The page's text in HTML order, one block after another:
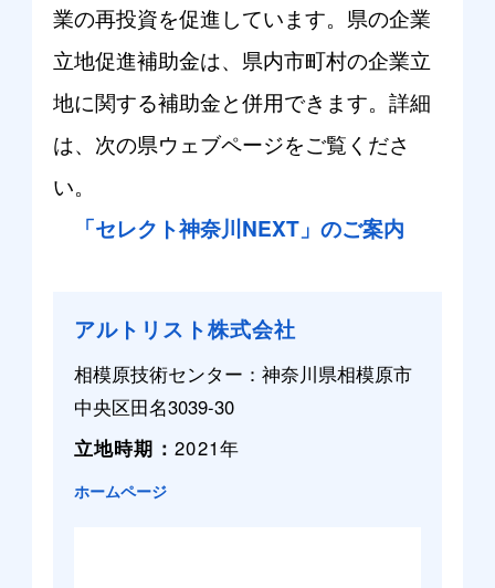
業の再投資を促進しています。県の企業
立地促進補助金は、県内市町村の企業立
地に関する補助金と併用できます。詳細
は、次の県ウェブページをご覧くださ
い。
「セレクト神奈川NEXT」のご案内
アルトリスト株式会社
相模原技術センター：神奈川県相模原市
中央区田名3039-30
立地時期
2021年
ホームページ